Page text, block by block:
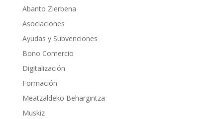
Abanto Zierbena
Asociaciones
Ayudas y Subvenciones
Bono Comercio
Digitalización
Formación
Meatzaldeko Behargintza
Muskiz